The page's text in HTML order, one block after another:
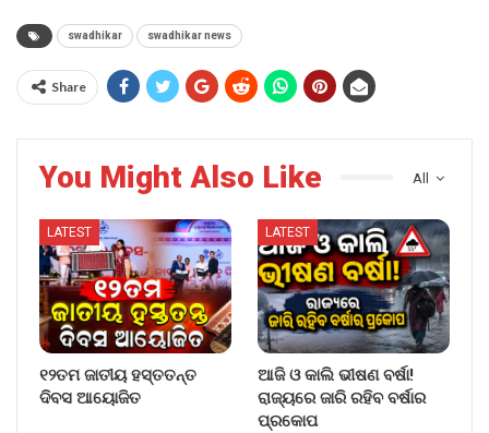
swadhikar swadhikar news
Share
All
You Might Also Like
LATEST
୧୨ତମ ଜାତୀୟ ହସ୍ତତନ୍ତ
ଦିବସ ଆୟୋଜିତ
LATEST
ଆଜି ଓ କାଲି ଭୀଷଣ ବର୍ଷା!
ରାଜ୍ୟରେ ଜାରି ରହିବ ବର୍ଷାର
ପ୍ରକୋପ